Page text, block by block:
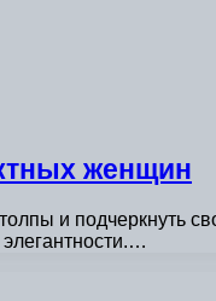
женщин
и подчеркнуть